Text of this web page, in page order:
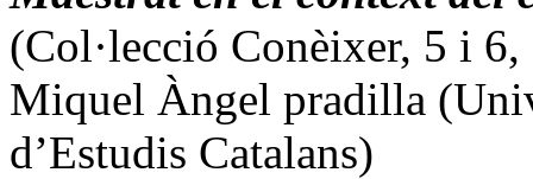
(Col·lecció Conèixer, 5 i
Miquel Àngel pradilla
d’Estudis Catalans)